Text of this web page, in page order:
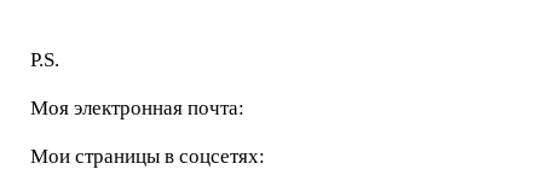
P.S.
Mоя электронная почта:
Мои страницы в соцсетях: